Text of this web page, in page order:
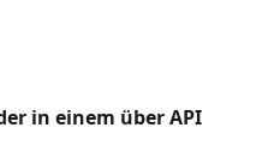
in einem über API